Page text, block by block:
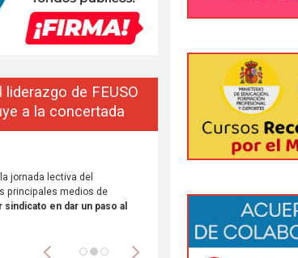
de FEUSO
a la concertada
jornada lectiva del
principales medios de
sindicato en dar un paso al
Anterior Siguiente